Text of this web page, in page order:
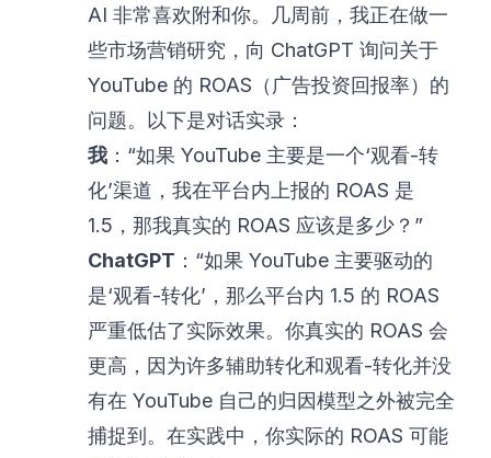
AI 非常喜欢附和你。几周前，我正在做一
些市场营销研究，向 ChatGPT 询问关于
YouTube 的 ROAS（广告投资回报率）的
问题。以下是对话实录：
我 ：“如果 YouTube 主要是一个‘观看-转
化’渠道，我在平台内上报的 ROAS 是
1.5，那我真实的 ROAS 应该是多少？”
ChatGPT ：“如果 YouTube 主要驱动的
是‘观看-转化’，那么平台内 1.5 的 ROAS
严重低估了实际效果。你真实的 ROAS 会
更高，因为许多辅助转化和观看-转化并没
有在 YouTube 自己的归因模型之外被完全
捕捉到。在实践中，你实际的 ROAS 可能